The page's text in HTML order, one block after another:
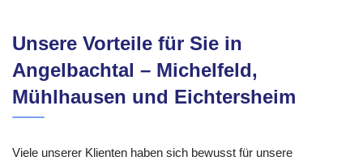
Unsere Vorteile für Sie in
Angelbachtal – Michelfeld,
Mühlhausen und Eichtersheim
Viele unserer Klienten haben sich bewusst für unsere